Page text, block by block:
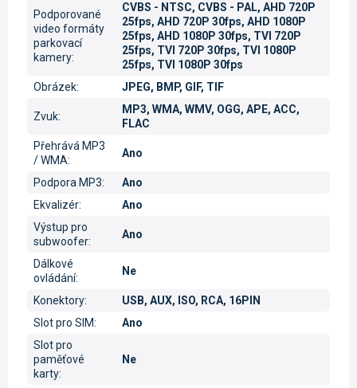
Podporované
video formáty
parkovací
kamery:
CVBS - NTSC, CVBS - PAL, AHD 720P
25fps, AHD 720P 30fps, AHD 1080P
25fps, AHD 1080P 30fps, TVI 720P
25fps, TVI 720P 30fps, TVI 1080P
25fps, TVI 1080P 30fps
Obrázek: JPEG, BMP, GIF, TIF
Zvuk:
MP3, WMA, WMV, OGG, APE, ACC,
FLAC
Přehrává MP3
/ WMA:
Ano
Podpora MP3:
Ano
Ekvalizér:
Ano
Výstup pro
subwoofer:
Ano
Dálkové
ovládání:
Ne
Konektory:
USB, AUX, ISO, RCA, 16PIN
Slot pro SIM:
Ano
Slot pro
paměťové
karty:
Ne